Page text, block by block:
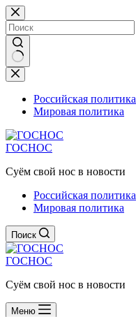
Перейти
к
сути
Ничего
не
найденоРоссийская политика
Мировая политика
ГОСНОС
Суём свой нос в новости
Российская политика
Мировая политика
Поиск
ГОСНОС
Суём свой нос в новости
Меню